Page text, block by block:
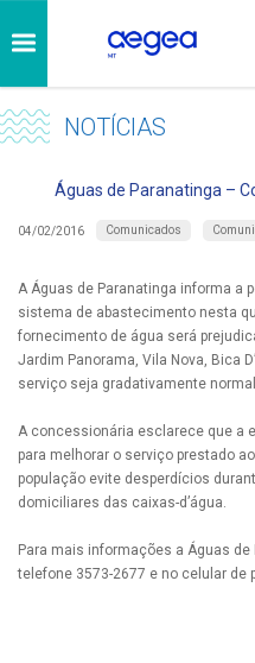
NOTÍCIAS
Águas de Paranatinga –
04/02/2016 Comunicados
A Águas de Paranatinga informa a
sistema de abastecimento nesta
fornecimento de água será
Jardim Panorama, Vila Nova, Bica
serviço seja gradativamente
A concessionária esclarece que a
para melhorar o serviço prestado
população evite desperdícios
domiciliares das caixas-d’água.
Para mais informações a Águas
telefone 3573-2677 e no celular de